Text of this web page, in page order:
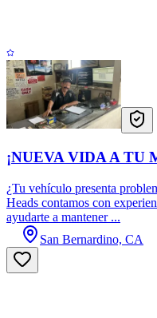
¡NUEVA VIDA A TU
¿Tu vehículo presenta
Heads contamos con
ayudarte a mantener ...
San Bernardino, CA